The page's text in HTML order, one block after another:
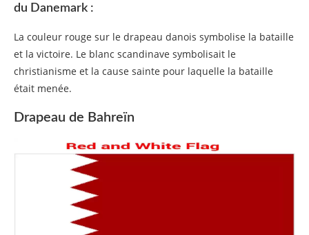
du Danemark :
La couleur rouge sur le drapeau danois symbolise la bataille
et la victoire. Le blanc scandinave symbolisait le
christianisme et la cause sainte pour laquelle la bataille
était menée.
Drapeau de Bahreïn